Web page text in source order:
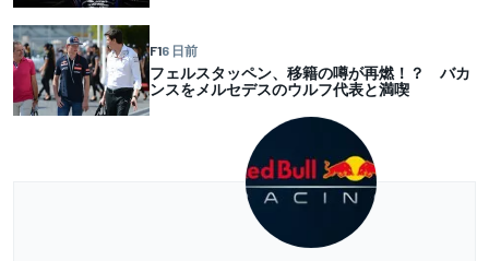
F16 日前
フェルスタッペン、移籍の噂が再燃！？ バカ
ンスをメルセデスのウルフ代表と満喫